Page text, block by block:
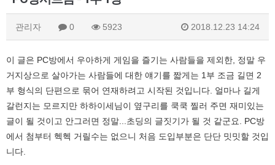
관리자 0 5923 2018.12.23 14:24
이 글은 PC방에서 우아하게 게임을 즐기는 사람들을 제외한, 정말 우
거지상으로 살아가는 사람들에 대한 얘기를 짧게는 1부 조금 길면 2
부 형식의 단편으로 묶어 연재하려고 시작된 것입니다. 얼마나 길게
갈런지는 모르지만 하하이세님이 옆구리를 쿡쿡 찔러 주면 재미있는
글이 될 것이고 안그러면 정말...초딩의 글짓기가 될 것 같군요. PC방
에서 첨부터 헥헥 거릴수는 없으니 처음 도입부분은 단단 밋밋할 것입
니다.